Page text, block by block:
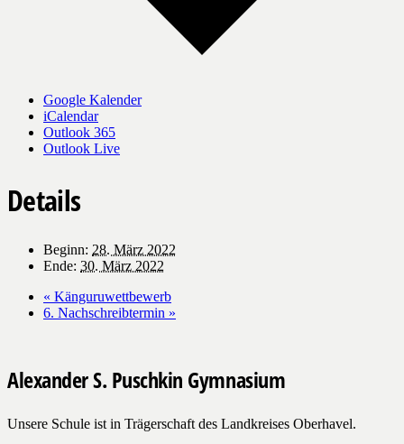
Google Kalender
iCalendar
Outlook 365
Outlook Live
Details
Beginn: 28. März 2022
Ende: 30. März 2022
« Känguruwettbewerb
6. Nachschreibtermin »
Alexander S. Puschkin Gymnasium
Unsere Schule ist in Trägerschaft des Landkreises Oberhavel.